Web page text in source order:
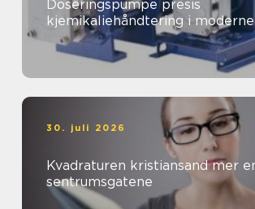
Doseringspumpe presis
kjemikaliehåndtering i
30. juli 2026
Kvadraturen kristiansand mer enn bare
sentrumsgatene